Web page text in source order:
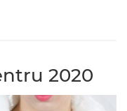
2020